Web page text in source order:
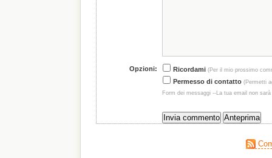
Opzioni: Ricordami (Per il mio prossimo
Permesso di contatto (Permetti
Form dei messaggi --La tua email non